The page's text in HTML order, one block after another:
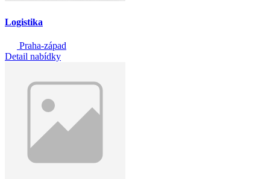
Logistika
Praha-západ
Detail nabídky